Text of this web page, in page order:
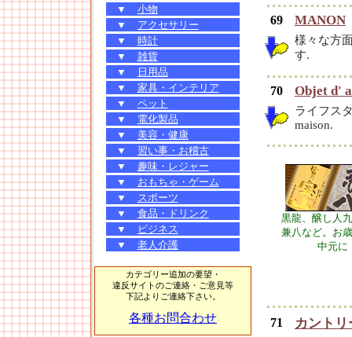
▼
小物
▼
アクセサリー
▼
時計
▼
雑貨
▼
日用品
▼
家具・インテリア
▼
ペット
▼
電化製品
▼
美容・健康
▼
習い事・お稽古
▼
趣味・レジャー
▼
おもちゃ・ゲーム
▼
スポーツ
▼
食品・ドリンク
▼
ビジネス
▼
老人介護
カテゴリー追加の要望・
違反サイトのご連絡・ご意見等
下記よりご連絡下さい。
各種お問合わせ
69 MANON
様々な方
す.
70 Objet d'
ライフス
maison.
黒龍、醸し人
兼八など。お
中元に
71 カント